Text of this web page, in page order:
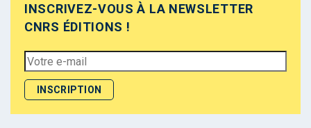
INSCRIVEZ-VOUS À LA NEWSLETTER
CNRS ÉDITIONS !